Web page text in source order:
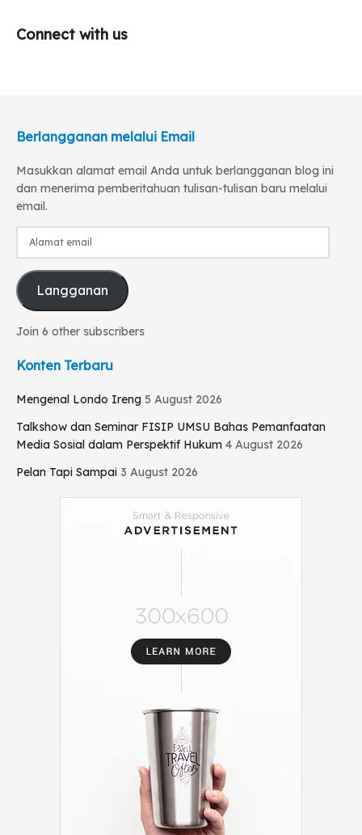
Connect with us
Berlangganan melalui Email
Masukkan alamat email Anda untuk berlangganan blog ini
dan menerima pemberitahuan tulisan-tulisan baru melalui
email.
Alamat
Langganan
Join 6 other subscribers
Konten Terbaru
Mengenal Londo Ireng 5 August 2026
Talkshow dan Seminar FISIP UMSU Bahas Pemanfaatan
Media Sosial dalam Perspektif Hukum 4 August 2026
Pelan Tapi Sampai 3 August 2026